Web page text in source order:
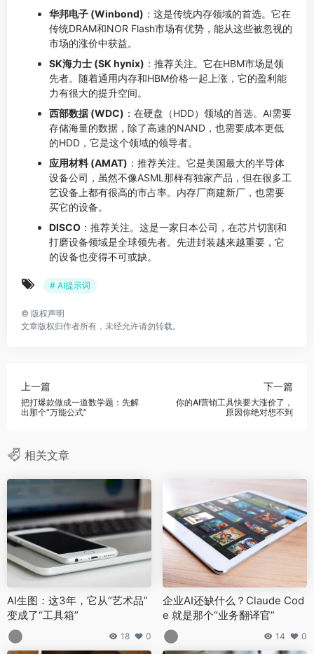
华邦电子 (Winbond) ：这是传统内存领域的首选。它在
传统DRAM和NOR Flash市场有优势，能从这些被忽视的
市场的涨价中获益。
SK海力士 (SK hynix) ：推荐关注。它在HBM市场是领
先者。随着通用内存和HBM价格一起上涨，它的盈利能
力有很大的提升空间。
西部数据 (WDC) ：在硬盘（HDD）领域的首选。AI需要
存储海量的数据，除了高速的NAND，也需要成本更低
的HDD，它是这个领域的领导者。
应用材料 (AMAT) ：推荐关注。它是美国最大的半导体
设备公司，虽然不像ASML那样有独家产品，但在很多工
艺设备上都有很高的市占率。内存厂商建新厂，也需要
买它的设备。
DISCO ：推荐关注。这是一家日本公司，在芯片切割和
打磨设备领域是全球领先者。先进封装越来越重要，它
的设备也变得不可或缺。
# AI提示词
© 版权声明
文章版权归作者所有，未经允许请勿转载。
上一篇
把打爆款做成一道数学题：先解
出那个“万能公式”
下一篇
你的AI营销工具快要大涨价了，
原因你绝对想不到
相关文章
AI生图：这3年，它从“艺术品”
变成了“工具箱”
18 0
企业AI还缺什么？Claude Cod
e 就是那个“业务翻译官”
14 0